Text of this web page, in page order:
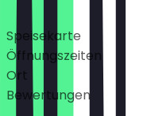
Deals
Speisekarte
Öffnungszeiten
Ort
Bewertungen